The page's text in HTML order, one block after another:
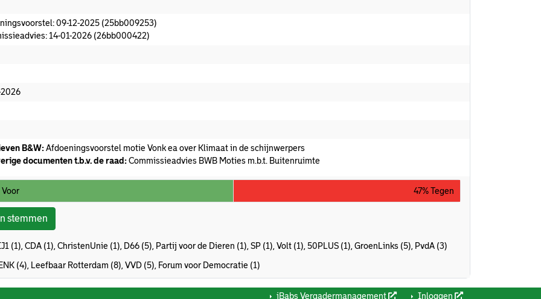
09-12-2025 (25bb009253)
14-01-2026 (26bb000422)
B&W:Afdoeningsvoorstel motie Vonk ea over Klimaat in de schijnwerpers
documenten t.b.v. de raad:Commissieadvies BWB Moties m.b.t. Buitenruimte
Voor 47% Tegen
stemmen
(1), CDA (1), ChristenUnie (1), D66 (5), Partij voor de Dieren (1), SP (1), Volt (1), 50PLUS (1), GroenLinks (5), PvdA (3)
(4), Leefbaar Rotterdam (8), VVD (5), Forum voor Democratie (1)
iBabs Vergadermanagement Inloggen